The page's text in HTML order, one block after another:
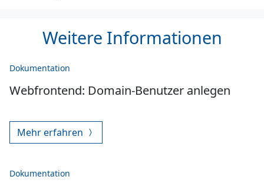
Weitere Informationen
Dokumentation
Webfrontend: Domain-Benutzer anlegen
Mehr erfahren
Dokumentation